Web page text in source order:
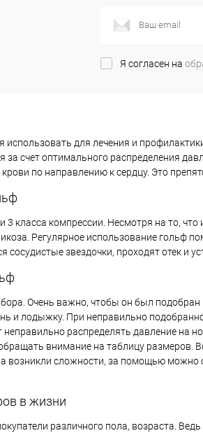
В избранное
Я согласен на
для лечения и
счет оптимального распределения
по направлению к сердцу. Это
класса компрессии. Несмотря на то,
Регулярное использование гольф
звездочки, проходят отек и
Очень важно, чтобы он был подобран
и лодыжку. При неправильно
распределять давление на
внимание на таблицу размеров.
возникли сложности, за помощью можно
в жизни
различного пола, возраста.